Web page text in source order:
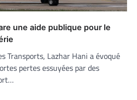
une aide publique pour le
Transports, Lazhar Hani a évoqué
pertes essuyées par des